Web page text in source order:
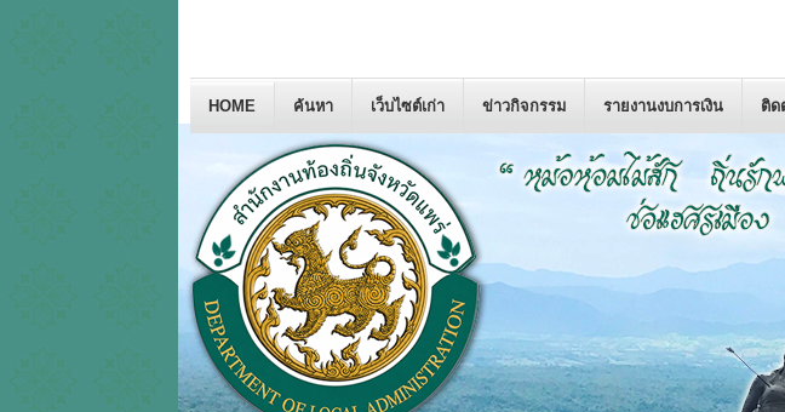
HOME ค้นหา เว็บไซต์เก่า ข่าวกิจกรรม รายงานงบการเงิน ติด